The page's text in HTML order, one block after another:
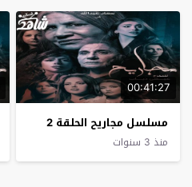
00:41:27
مسلسل مجاريح الحلقة 2
منذ 3 سنوات